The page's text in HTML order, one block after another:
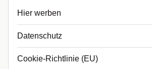
Hier werben
Datenschutz
Cookie-Richtlinie (EU)